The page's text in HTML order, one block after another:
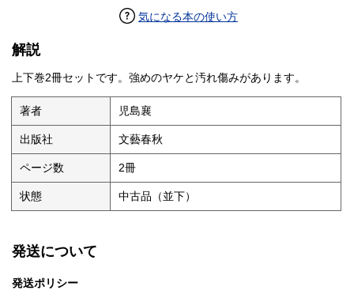
気になる本の使い方
解説
上下巻2冊セットです。強めのヤケと汚れ傷みがあります。
著者 児島襄
出版社 文藝春秋
ページ数 2冊
状態 中古品（並下）
発送について
発送ポリシー